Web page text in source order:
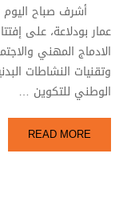
أشرف صباح اليوم
عمار بودلاعة، على
الادماج المهني
الوطني للتكوين …
READ MORE